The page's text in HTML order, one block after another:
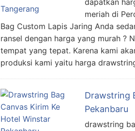
dapatkan
meriah di
Bag Custom Lapis Jaring Anda
ransel dengan harga yang murah ?
tempat yang tepat. Karena kami
produksi kami yaitu harga
Drawstring
Pekanbaru
drawstring